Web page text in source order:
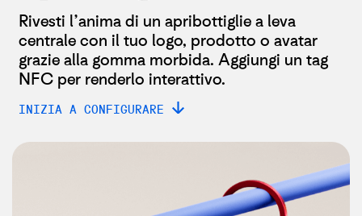
Rivesti l’anima di un apribottiglie a leva
centrale con il tuo logo, prodotto o avatar
grazie alla gomma morbida. Aggiungi un tag
NFC per renderlo interattivo.
INIZIA A CONFIGURARE